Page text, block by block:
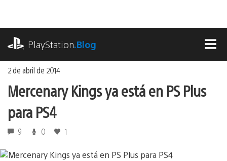
contenido
PlayStation.Blog
2 de abril de 2014
Mercenary Kings ya está en PS Plus
para PS4
9 0 1